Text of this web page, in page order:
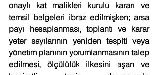
onaylı kat malikleri kurulu kararı ve
temsil belgeleri ibraz edilmişken; arsa
payı hesaplanması, toplantı ve karar
yeter sayılarının yeniden tespiti veya
yönetim planının yorumlanmasının talep
edilmesi, ölçülülük ilkesini aşan ve